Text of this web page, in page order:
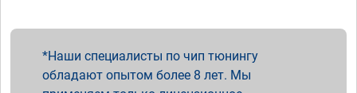
Наши специалисты по чип тюнингу
обладают опытом более 8 лет. Мы